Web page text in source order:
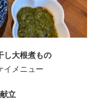
し大根煮もの
イメニュー
立